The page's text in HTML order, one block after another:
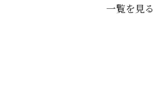
一覧を見る